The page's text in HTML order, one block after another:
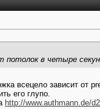
потолок в четыре
всецело зависит от
его глупо.
http://www.authmann.de/